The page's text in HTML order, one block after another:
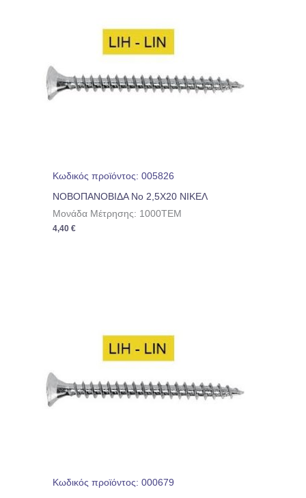
Κωδικός προϊόντος: 005826
ΝΟΒΟΠΑΝΟΒΙΔΑ No 2,5Χ20 ΝΙΚΕΛ
Μονάδα Μέτρησης: 1000TEM
4,40€
Κωδικός προϊόντος: 000679